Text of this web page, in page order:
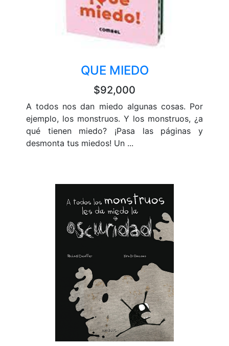
QUE MIEDO
$92,000
A todos nos dan miedo algunas cosas. Por
ejemplo, los monstruos. Y los monstruos, ¿a
qué tienen miedo? ¡Pasa las páginas y
desmonta tus miedos! Un ...